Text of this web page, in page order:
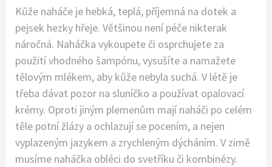
Kůže naháče je hebká, teplá, příjemná na dotek a
pejsek hezky hřeje. Většinou není péče nikterak
náročná. Naháčka vykoupete či osprchujete za
použití vhodného šampónu, vysušíte a namažete
tělovým mlékem, aby kůže nebyla suchá. V létě je
třeba dávat pozor na sluníčko a používat opalovací
krémy. Oproti jiným plemenům mají naháči po celém
těle potní žlázy a ochlazují se pocením, a nejen
vyplazeným jazykem a zrychleným dýcháním. V zimě
musíme naháčka obléci do svetříku či kombinézy.